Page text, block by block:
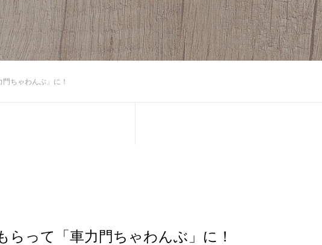
ちゃわんぶ」に！
らって「車力門ちゃわんぶ」に！